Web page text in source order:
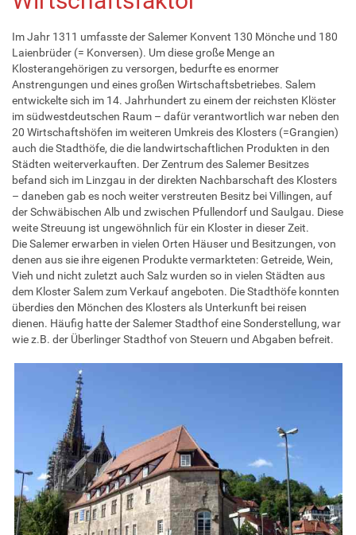
Im Jahr 1311 umfasste der Salemer Konvent 130 Mönche und 180
Laienbrüder (= Konversen). Um diese große Menge an
Klosterangehörigen zu versorgen, bedurfte es enormer
Anstrengungen und eines großen Wirtschaftsbetriebes. Salem
entwickelte sich im 14. Jahrhundert zu einem der reichsten Klöster
im südwestdeutschen Raum – dafür verantwortlich war neben den
20 Wirtschaftshöfen im weiteren Umkreis des Klosters (=Grangien)
auch die Stadthöfe, die die landwirtschaftlichen Produkten in den
Städten weiterverkauften. Der Zentrum des Salemer Besitzes
befand sich im Linzgau in der direkten Nachbarschaft des Klosters
– daneben gab es noch weiter verstreuten Besitz bei Villingen, auf
der Schwäbischen Alb und zwischen Pfullendorf und Saulgau. Diese
weite Streuung ist ungewöhnlich für ein Kloster in dieser Zeit.
Die Salemer erwarben in vielen Orten Häuser und Besitzungen, von
denen aus sie ihre eigenen Produkte vermarkteten: Getreide, Wein,
Vieh und nicht zuletzt auch Salz wurden so in vielen Städten aus
dem Kloster Salem zum Verkauf angeboten. Die Stadthöfe konnten
überdies den Mönchen des Klosters als Unterkunft bei reisen
dienen. Häufig hatte der Salemer Stadthof eine Sonderstellung, war
wie z.B. der Überlinger Stadthof von Steuern und Abgaben befreit.